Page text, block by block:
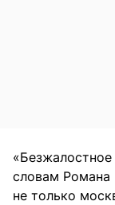
словам Романа
не только